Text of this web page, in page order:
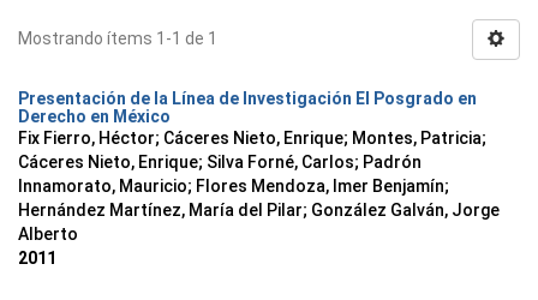
Mostrando ítems 1-1 de 1
Presentación de la Línea de Investigación El Posgrado en
Derecho en México
Fix Fierro, Héctor; Cáceres Nieto, Enrique; Montes, Patricia;
Cáceres Nieto, Enrique; Silva Forné, Carlos; Padrón
Innamorato, Mauricio; Flores Mendoza, Imer Benjamín;
Hernández Martínez, María del Pilar; González Galván, Jorge
Alberto
2011